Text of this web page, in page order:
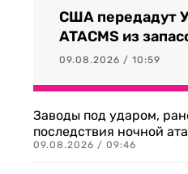
США передадут
ATACMS из
09.08.2026 / 10:59
Заводы под ударом,
последствия ночной
09.08.2026 / 09:46